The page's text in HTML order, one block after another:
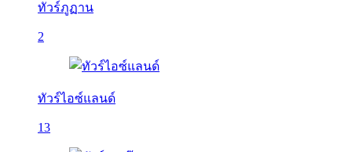
ทัวร์ภูฏาน
2
ทัวร์ไอซ์แลนด์
13